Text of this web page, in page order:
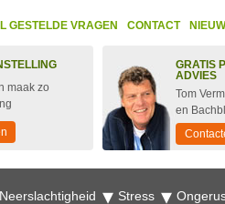
GESTELDE VRAGEN CONTACT
maak zo
GRATIS
ADVIES
Tom
en
Neerslachtigheid Stress